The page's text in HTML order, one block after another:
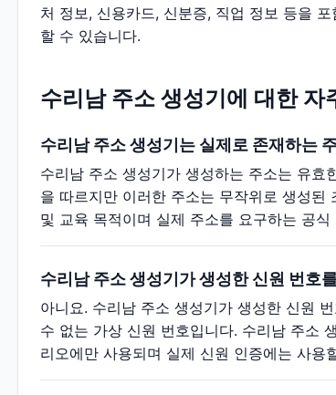
처 정보, 신용카드, 신분증, 직업 정보 등을
할 수 있습니다.
수리남 주소 생성기에 대한 자
수리남 주소 생성기는 실제로 존재하는
수리남 주소 생성기가 생성하는 주소는 유
을 따르지만 이러한 주소는 무작위로 생성
및 교육 목적이며 실제 주소를 요구하는 공
수리남 주소 생성기가 생성한 신원 번호
아니요. 수리남 주소 생성기가 생성한 신원
수 없는 가상 신원 번호입니다. 수리남 주소
리오에만 사용되며 실제 신원 인증에는 사용